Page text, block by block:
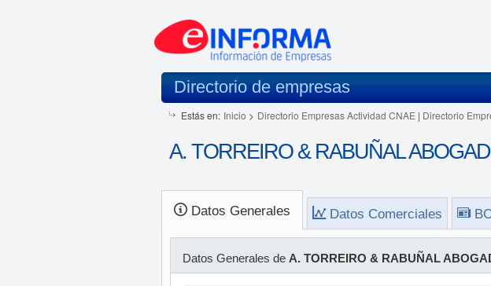
Directorio de empresas
Estás en: Inicio > Directorio Empresas Actividad CNAE | Directorio
A. TORREIRO & RABUÑAL
Datos Generales Datos Comerciales
Datos Generales de A. TORREIRO & RABUÑAL